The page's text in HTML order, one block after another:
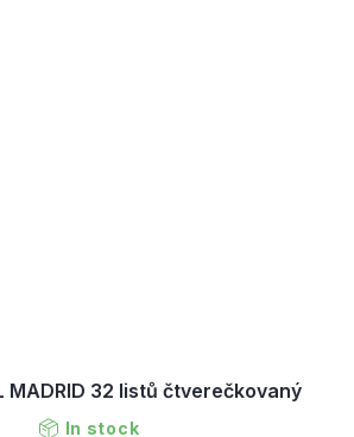
MADRID 32 listů čtverečkovaný
In stock